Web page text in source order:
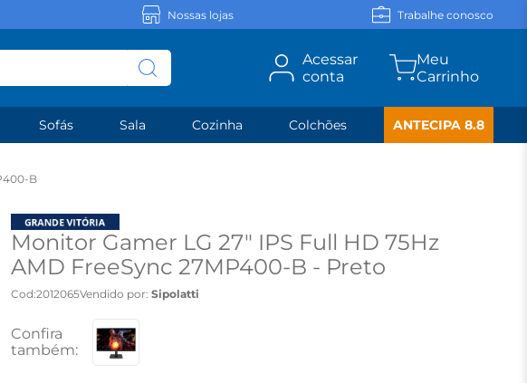
Nossas lojas Trabalhe conosco
Acessar
conta
Sofás Sala Cozinha Colchões ANTECIPA 8.8
B
Monitor Gamer LG 27" IPS Full HD 75Hz
AMD FreeSync 27MP400-B - Preto
Cod:2012065Vendido por: Sipolatti